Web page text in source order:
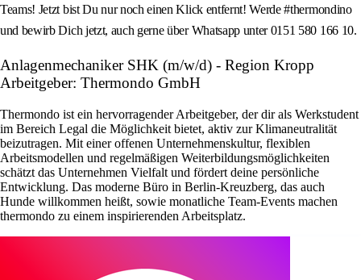
Teams! Jetzt bist Du nur noch einen Klick entfernt! Werde #thermondino
und bewirb Dich jetzt, auch gerne über Whatsapp unter 0151 580 166 10.
Anlagenmechaniker SHK (m/w/d) - Region Kropp
Arbeitgeber: Thermondo GmbH
Thermondo ist ein hervorragender Arbeitgeber, der dir als Werkstudent
im Bereich Legal die Möglichkeit bietet, aktiv zur Klimaneutralität
beizutragen. Mit einer offenen Unternehmenskultur, flexiblen
Arbeitsmodellen und regelmäßigen Weiterbildungsmöglichkeiten
schätzt das Unternehmen Vielfalt und fördert deine persönliche
Entwicklung. Das moderne Büro in Berlin-Kreuzberg, das auch
Hunde willkommen heißt, sowie monatliche Team-Events machen
thermondo zu einem inspirierenden Arbeitsplatz.